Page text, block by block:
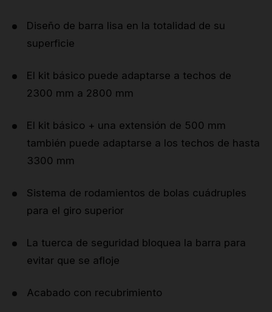
Diseño de barra lisa en la totalidad de su
superficie
El kit básico puede adaptarse a techos de
2300 mm a 2800 mm
El kit básico + una extensión de 500 mm
también puede adaptarse a los techos de hasta
3300 mm
Sistema de rodamientos de bolas cuádruples
para el giro superior
La tuerca de seguridad bloquea la barra para
evitar que se afloje
Acabado con recubrimiento